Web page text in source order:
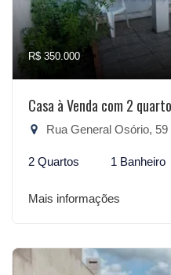
R$ 350.000
Casa à Venda com 2
Rua General Osório, 59 -
2 Quartos 1 Banheiro
Mais informações